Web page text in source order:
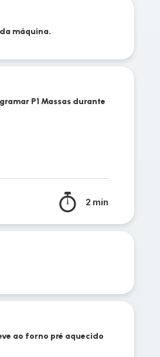
máquina.
P1 Massas durante
2 min
ao forno pré aquecido